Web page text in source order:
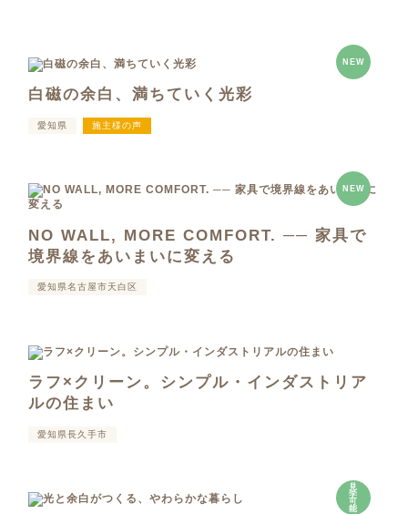
NEW
白磁の余白、満ちていく光彩
愛知県 施主様の声
NEW
NO WALL, MORE COMFORT. ── 家具で
境界線をあいまいに変える
愛知県名古屋市天白区
ラフ×クリーン。シンプル・インダストリア
ルの住まい
愛知県長久手市
見
学
可
能